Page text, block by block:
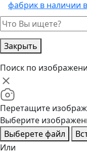
фабрик в наличии
Закрыть
Поиск по
Перетащите
Выберите
Выберете файл
Или